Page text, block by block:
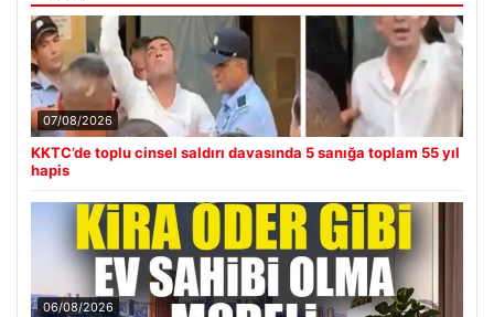
07/08/2026
KKTC’de toplu cinsel saldırı davasında 5 sanığa toplam 55 yıl
hapis
06/08/2026